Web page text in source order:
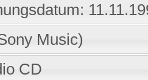
Music)
CD